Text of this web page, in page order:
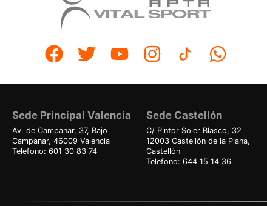
Sede Principal Valencia
Av. de Campanar, 37, Bajo
Campanar, 46009 Valencia
Telefono: 601 30 83 74
Sede Castellón
C/ Pintor Soler Blasco, 32
12003 Castellón de la Plana,
Castellón
Telefono: 644 15 14 36